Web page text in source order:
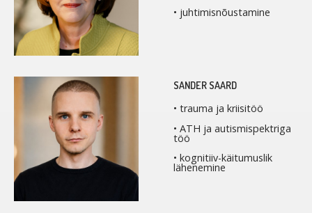
• juhtimisnõustamine
SANDER SAARD
• trauma ja kriisitöö
• ATH ja autismispektriga
töö
• kognitiiv-käitumuslik
lähenemine